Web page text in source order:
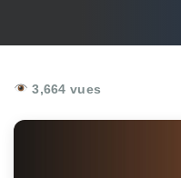
3,664 vues